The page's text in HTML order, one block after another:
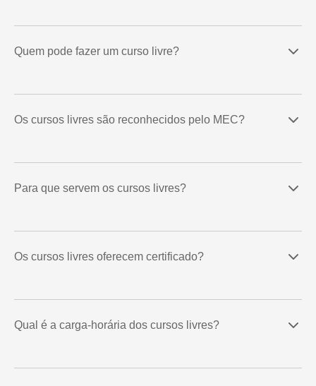
Quem pode fazer um curso livre?
Os cursos livres são reconhecidos pelo MEC?
Para que servem os cursos livres?
Os cursos livres oferecem certificado?
Qual é a carga-horária dos cursos livres?